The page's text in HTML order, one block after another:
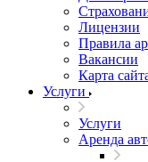
Лицензии
Правила
Вакансии
Карта
Услуги
Услуги
Аренда